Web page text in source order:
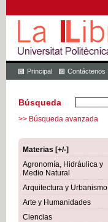
Principal Contáctenos
Búsqueda
>> Búsqueda avanzada
Materias [+/-]
Agronomía, Hidráulica y
Medio Natural
Arquitectura y Urbanismo
Arte y Humanidades
Ciencias